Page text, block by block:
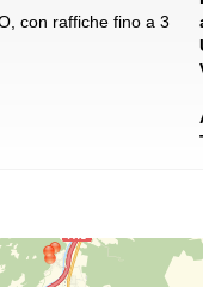
con raffiche fino a 3